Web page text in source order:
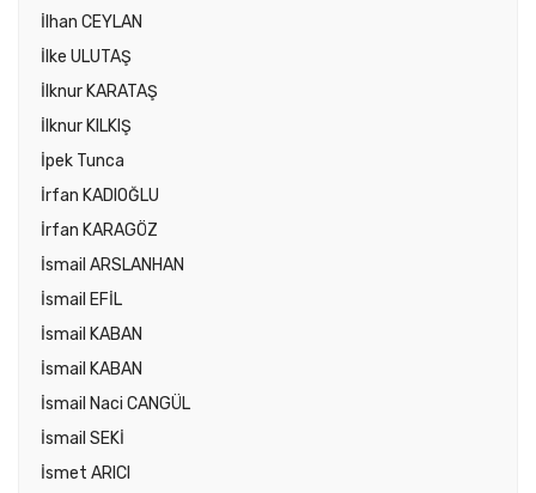
İlhan CEYLAN
İlke ULUTAŞ
İlknur KARATAŞ
İlknur KILKIŞ
İpek Tunca
İrfan KADIOĞLU
İrfan KARAGÖZ
İsmail ARSLANHAN
İsmail EFİL
İsmail KABAN
İsmail KABAN
İsmail Naci CANGÜL
İsmail SEKİ
İsmet ARICI